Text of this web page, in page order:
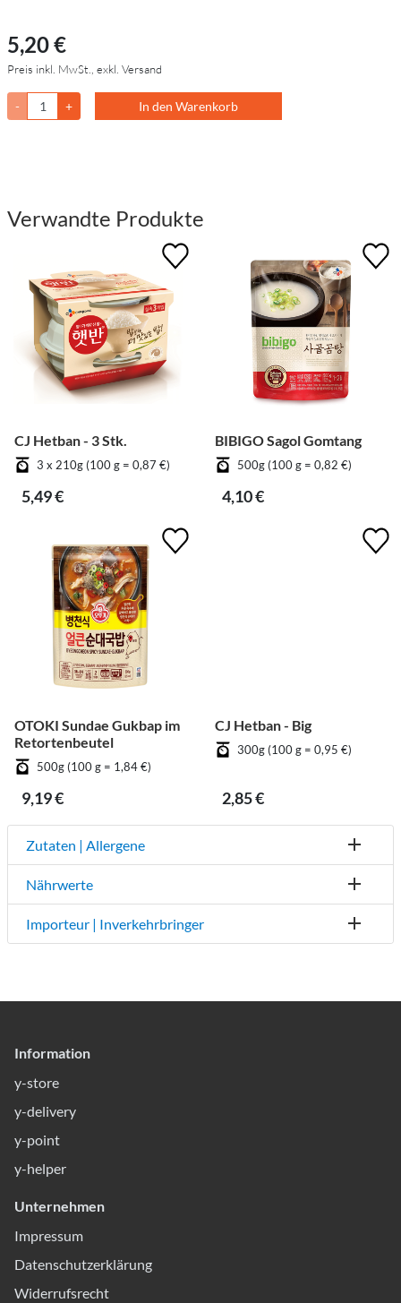
5,20 €
Preis inkl. MwSt., exkl. Versand
- + In den Warenkorb
Verwandte Produkte
CJ Hetban - 3 Stk.
3 x 210g (100 g = 0,87 €)
5,49 €
BIBIGO Sagol Gomtang
500g (100 g = 0,82 €)
4,10 €
OTOKI Sundae Gukbap im
Retortenbeutel
500g (100 g = 1,84 €)
9,19 €
CJ Hetban - Big
300g (100 g = 0,95 €)
2,85 €
Zutaten | Allergene
Nährwerte
Importeur | Inverkehrbringer
Information
y-store
y-delivery
y-point
y-helper
Unternehmen
Impressum
Datenschutzerklärung
Widerrufsrecht